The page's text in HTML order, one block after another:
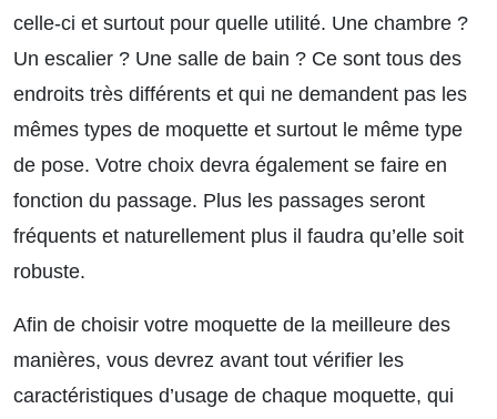
celle-ci et surtout pour quelle utilité. Une chambre ?
Un escalier ? Une salle de bain ? Ce sont tous des
endroits très différents et qui ne demandent pas les
mêmes types de moquette et surtout le même type
de pose. Votre choix devra également se faire en
fonction du passage. Plus les passages seront
fréquents et naturellement plus il faudra qu’elle soit
robuste.
Afin de choisir votre moquette de la meilleure des
manières, vous devrez avant tout vérifier les
caractéristiques d’usage de chaque moquette, qui